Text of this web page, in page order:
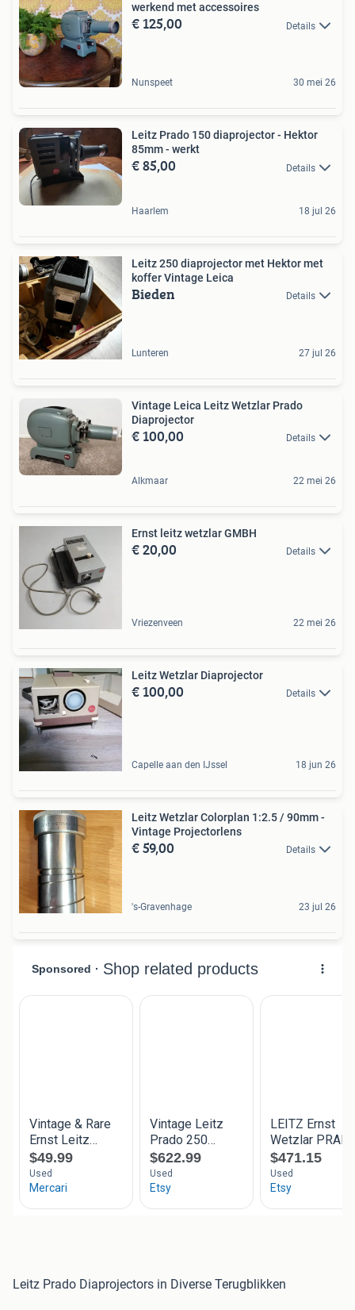
werkend met accessoires
€ 125,00 Details
Nunspeet 30 mei 26
Leitz Prado 150 diaprojector - Hektor
85mm - werkt
€ 85,00 Details
Haarlem 18 jul 26
Leitz 250 diaprojector met Hektor met
koffer Vintage Leica
Bieden Details
Lunteren 27 jul 26
Vintage Leica Leitz Wetzlar Prado
Diaprojector
€ 100,00 Details
Alkmaar 22 mei 26
Ernst leitz wetzlar GMBH
€ 20,00 Details
Vriezenveen 22 mei 26
Leitz Wetzlar Diaprojector
€ 100,00 Details
Capelle aan den IJssel 18 jun 26
Leitz Wetzlar Colorplan 1:2.5 / 90mm -
Vintage Projectorlens
€ 59,00 Details
's-Gravenhage 23 jul 26
Leitz Prado Diaprojectors in Diverse Terugblikken